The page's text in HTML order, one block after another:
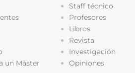
un Máster
Staff técnico
Profesores
Libros
Revista
Investigación
Opiniones